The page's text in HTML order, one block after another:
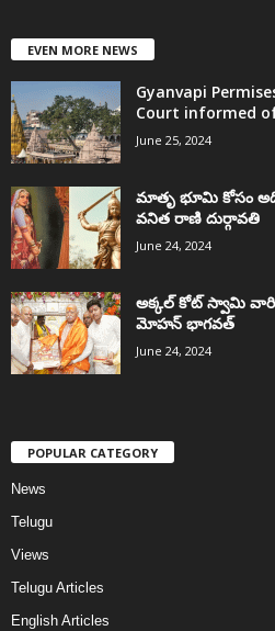
EVEN MORE NEWS
Gyanvapi
Court informed
June 25, 2024
మాతృ భూమి కోసం
వనిత రాణి దుర్గావతి
June 24, 2024
అక్కల్‌ కోట్‌ స్వామి
మోహన్ భాగవత్
June 24, 2024
POPULAR CATEGORY
News
Telugu
Views
Telugu Articles
English Articles